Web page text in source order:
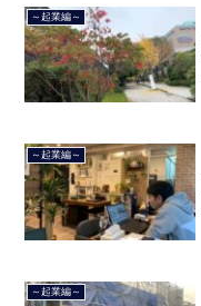
～起業編～
～起業編～
～起業編～